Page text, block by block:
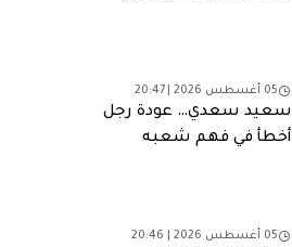
05 أغسطس 2026 | 20:47
سعيد سعدي… عودة رجل
أخطأ في فهم شعبه
05 أغسطس 2026 | 20:46